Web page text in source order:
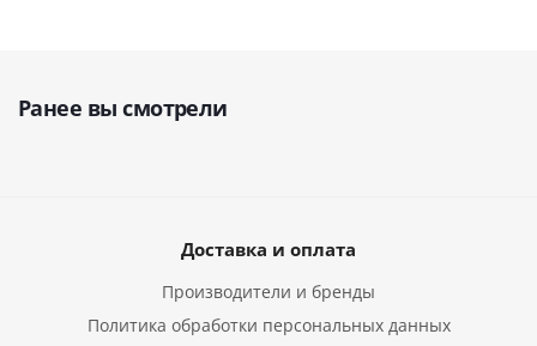
Ранее вы смотрели
Доставка и оплата
Производители и бренды
Политика обработки персональных данных